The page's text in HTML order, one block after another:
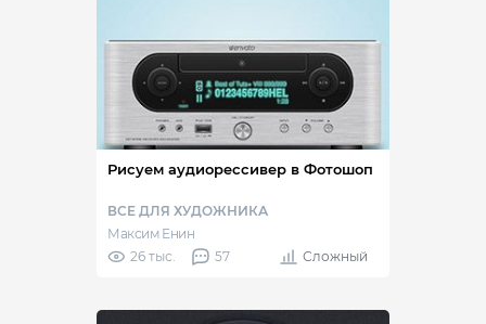
Рисуем аудиорессивер в Фотошоп
ВСЕ ДЛЯ ХУДОЖНИКА
Максим Енин
26 тыс.
57 Сложный